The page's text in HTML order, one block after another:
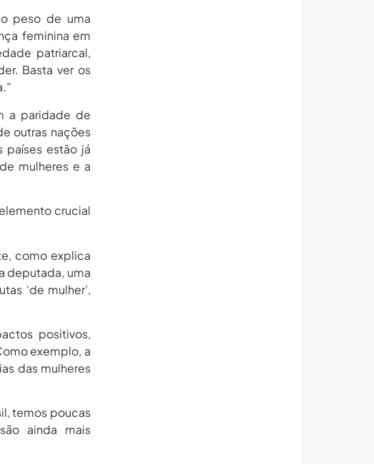
peso de uma
feminina em
patriarcal,
Basta ver os
a paridade de
outras nações
países estão já
mulheres e a
crucial
como explica
deputada, uma
‘de mulher’,
positivos,
exemplo, a
das mulheres
temos poucas
ainda mais